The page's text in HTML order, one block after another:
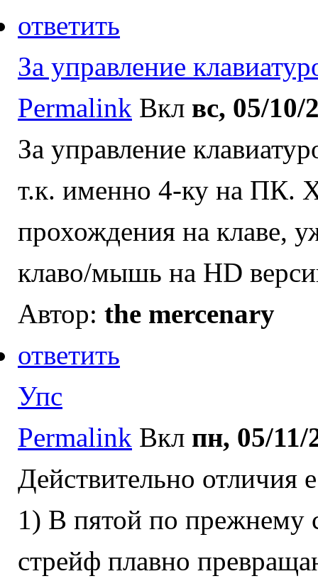
ответить
За управление
Permalink Вкл вс, 05/10/
За управление
т.к. именно 4-ку на ПК.
прохождения на клаве,
клаво/мышь на HD
Автор: the mercenary
ответить
Упс
Permalink Вкл пн, 05/11/
Действительно отличия
1) В пятой по прежнему
стрейф плавно